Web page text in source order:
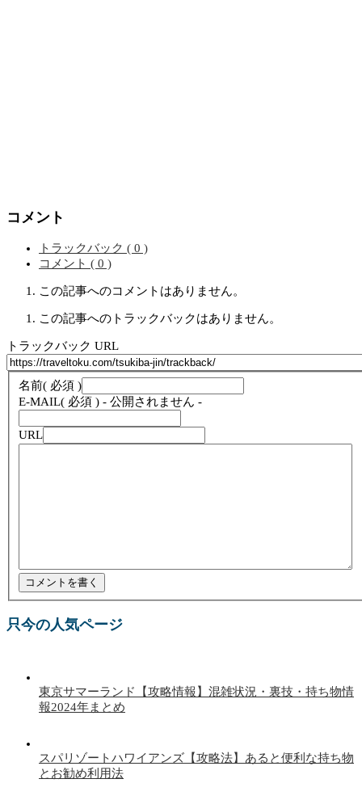
コメント
トラックバック ( 0 )
コメント ( 0 )
この記事へのコメントはありません。
この記事へのトラックバックはありません。
トラックバック URL
名前( 必須 )
E-MAIL( 必須 ) - 公開されません -
URL
只今の人気ページ
東京サマーランド【攻略情報】混雑状況・裏技・持ち物情
報2024年まとめ
スパリゾートハワイアンズ【攻略法】あると便利な持ち物
とお勧め利用法